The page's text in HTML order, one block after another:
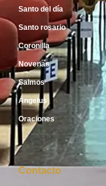
Santo del día
Santo rosario
Coronilla
Novenas
Salmos
Ángelus
Oraciones
Contacto